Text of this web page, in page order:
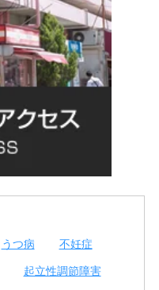
うつ病 不妊症
起立性調節障害